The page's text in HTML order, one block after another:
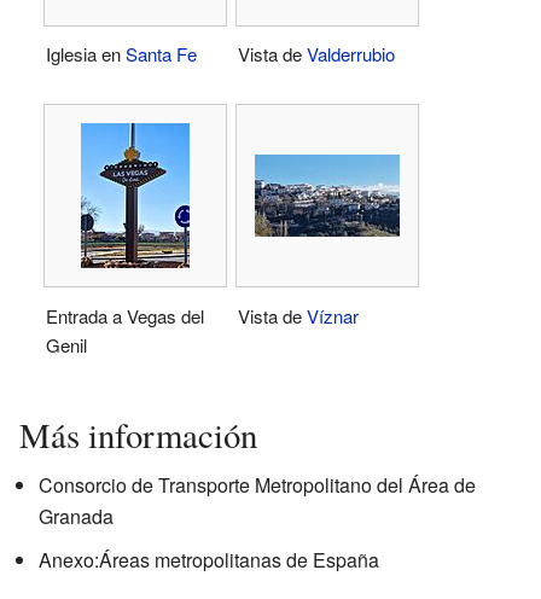
Iglesia enSanta Fe Vista deValderrubio
Entrada a Vegas del
Genil
Vista deVíznar
Más información
Consorcio de Transporte Metropolitano del Área de
Granada
Anexo:Áreas metropolitanas de España